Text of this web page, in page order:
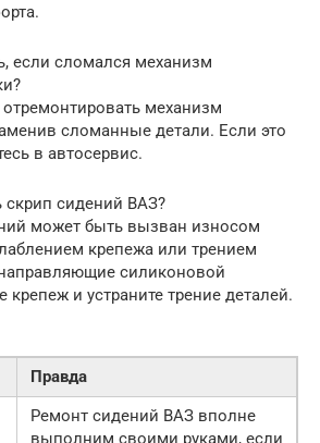
если сломался механизм
механизм
сломанные детали. Если это
в автосервис.
скрип сидений ВАЗ?
может быть вызван износом
крепежа или трением
силиконовой
крепеж и устраните трение деталей.
Правда
Ремонт сидений ВАЗ вполне
выполним своими руками, если